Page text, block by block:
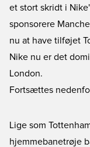
et stort skridt i
sponsorere
nu at have tilføjet
Nike nu er det
London.
Fortsættes
Lige som
hjemmebanetrøje